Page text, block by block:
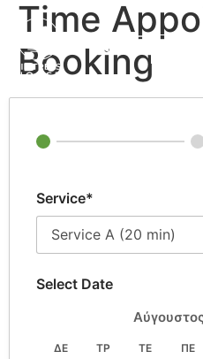
Time
Booking
Service*
Select Date
ΔΕ ΤΡ ΤΕ ΠΕ